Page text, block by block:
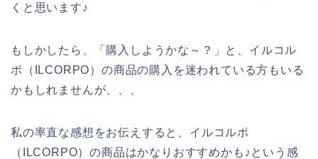
くと思います♪
もしかしたら、「購入しようかな～？」と、イルコル
ポ（ILCORPO）の商品の購入を迷われている方もいる
かもしれませんが、、、
私の率直な感想をお伝えすると、イルコルポ
（ILCORPO）の商品はかなりおすすめかも♪という感